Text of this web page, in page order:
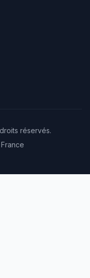
réservés.